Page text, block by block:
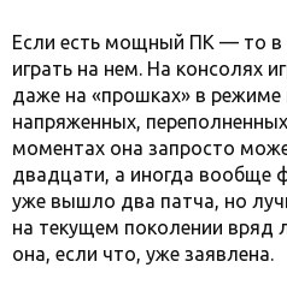
Если есть мощный ПК — то в
играть на нем. На консолях
даже на «прошках» в режиме
напряженных,
моментах она запросто
двадцати, а иногда вообще
уже вышло два патча, но
на текущем поколении вряд
она, если что, уже заявлена.